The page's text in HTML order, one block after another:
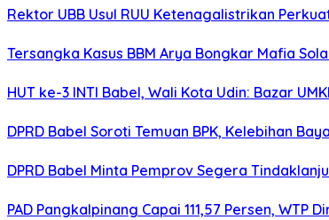
Rektor UBB Usul RUU Ketenagalistrikan
Tersangka Kasus BBM Arya Bongkar Mafia
HUT ke-3 INTI Babel, Wali Kota Udin: Bazar
DPRD Babel Soroti Temuan BPK, Kelebihan
DPRD Babel Minta Pemprov Segera
PAD Pangkalpinang Capai 111,57 Persen, WTP